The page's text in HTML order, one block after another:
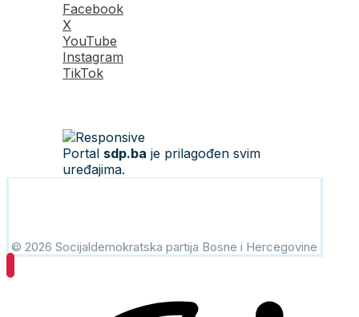
Facebook
X
YouTube
Instagram
TikTok
Portal sdp.ba je prilagođen svim
uređajima.
© 2026 Socijaldemokratska partija Bosne i Hercegovine